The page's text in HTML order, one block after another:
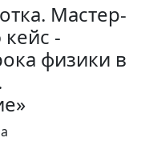
Мастер-
-
физики в